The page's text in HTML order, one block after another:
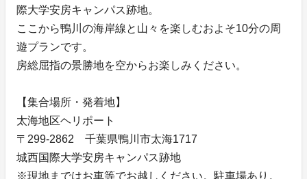
際大学安房キャンパス跡地。
ここから鴨川の海岸線と山々を楽しむおよそ10分の周
遊プランです。
房総屈指の景勝地を空からお楽しみください。
【集合場所・発着地】
太海地区ヘリポート
〒299-2862 千葉県鴨川市太海1717
城西国際大学安房キャンパス跡地
※現地まではお車等でお越しください。駐車場あり。